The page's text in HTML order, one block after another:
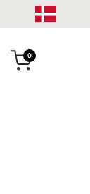
Indkøbskurv
0varer